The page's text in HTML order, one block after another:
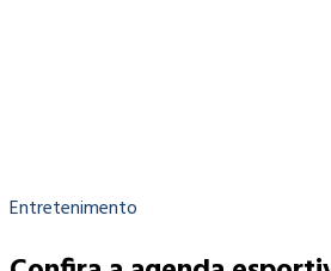
Entretenimento